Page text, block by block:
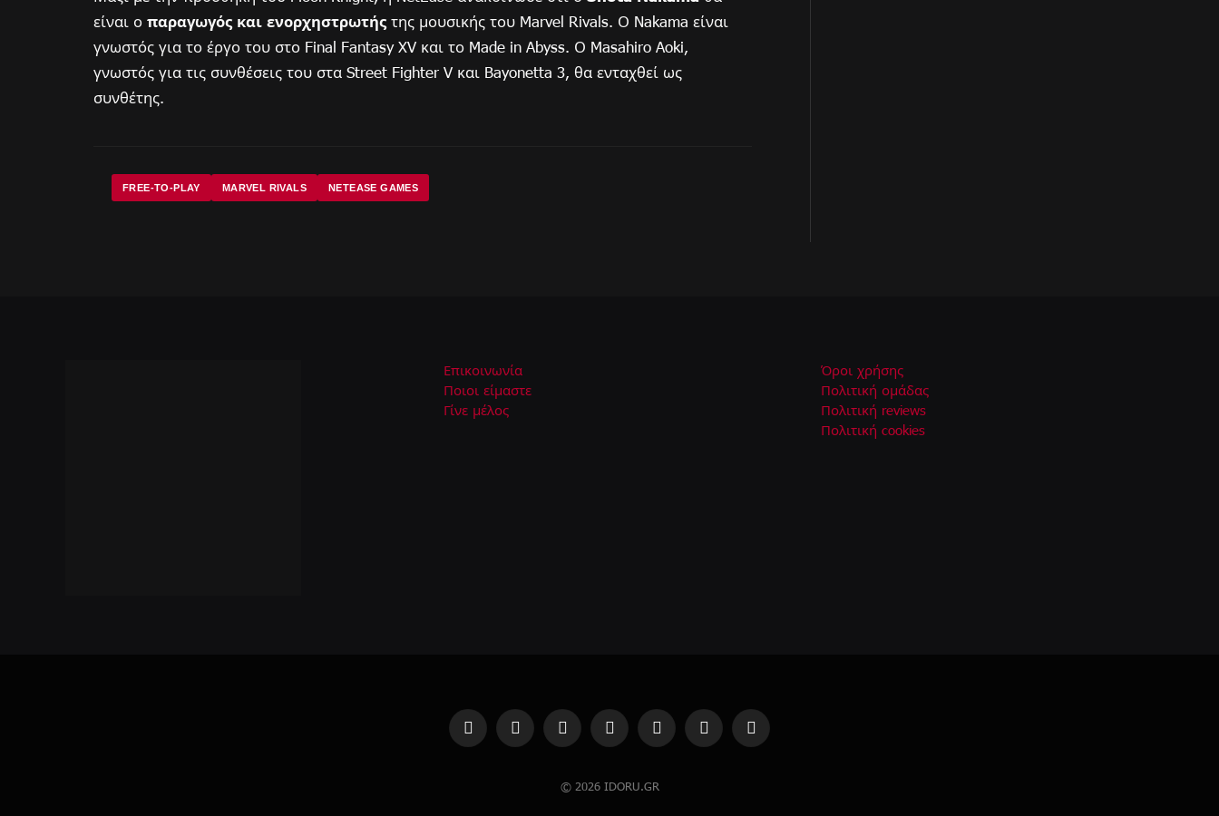
είναι ο παραγωγός και ενορχηστρωτής της μουσικής του Marvel Rivals. Ο Nakama είναι
γνωστός για το έργο του στο Final Fantasy XV και το Made in Abyss. Ο Masahiro Aoki,
γνωστός για τις συνθέσεις του στα Street Fighter V και Bayonetta 3, θα ενταχθεί ως
συνθέτης.
FREE-TO-PLAY MARVEL RIVALS NETEASE GAMES
Επικοινωνία
Ποιοι είμαστε
Γίνε μέλος
Όροι χρήσης
Πολιτική ομάδας
Πολιτική reviews
Πολιτική cookies
FacebookInstagramYouTubeTikTok Twitch Steam RSS
© 2026 IDORU.GR